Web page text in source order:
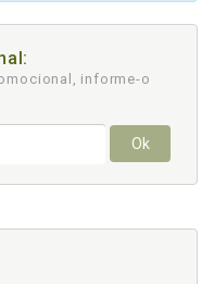
informe-o
Ok